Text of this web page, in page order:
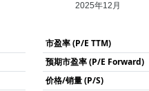
2025年12月
市盈率 (P/E TTM)
预期市盈率 (P/E Forward)
价格/销量 (P/S)